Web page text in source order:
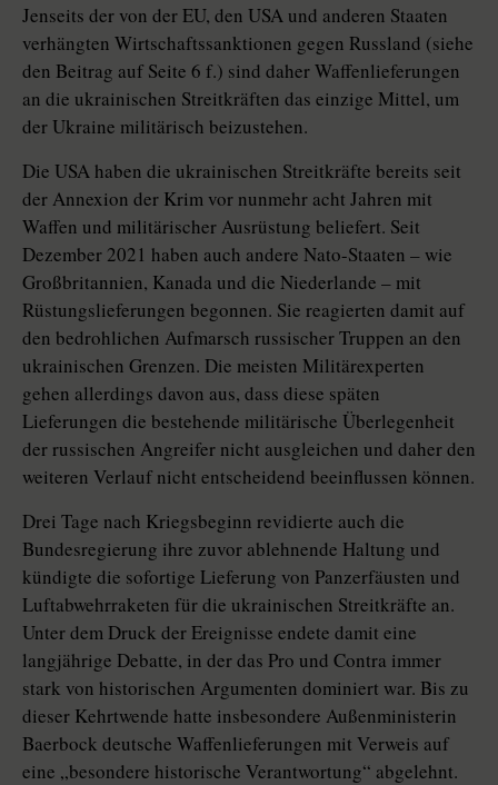
Jenseits der von der EU, den USA und anderen Staaten
verhängten Wirtschaftssanktionen gegen Russland (siehe
den Beitrag auf Seite 6 f.) sind daher Waffenlieferungen
an die ukrainischen Streitkräften das einzige Mittel, um
der Ukraine militärisch beizustehen.
Die USA haben die ukrainischen Streitkräfte bereits seit
der Annexion der Krim vor nunmehr acht Jahren mit
Waffen und militärischer Ausrüstung beliefert. Seit
Dezember 2021 haben auch andere Nato-Staaten – wie
Großbritannien, Kanada und die Niederlande – mit
Rüstungslieferungen begonnen. Sie reagierten damit auf
den bedrohlichen Aufmarsch russischer Truppen an den
ukrainischen Grenzen. Die meisten Militärexperten
gehen allerdings davon aus, dass diese späten
Lieferungen die bestehende militärische Überlegenheit
der russischen Angreifer nicht ausgleichen und daher den
weiteren Verlauf nicht entscheidend beeinflussen können.
Drei Tage nach Kriegsbeginn revidierte auch die
Bundesregierung ihre zuvor ablehnende Haltung und
kündigte die sofortige Lieferung von Panzerfäusten und
Luftabwehrraketen für die ukrainischen Streitkräfte an.
Unter dem Druck der Ereignisse endete damit eine
langjährige Debatte, in der das Pro und Contra immer
stark von historischen Argumenten dominiert war. Bis zu
dieser Kehrtwende hatte insbesondere Außenministerin
Baer­bock deutsche Waffenlieferungen mit Verweis auf
eine „besondere historische Verantwortung“ abgelehnt.